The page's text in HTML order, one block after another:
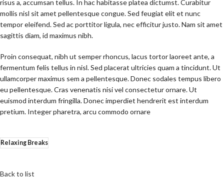
risus a, accumsan tellus. In hac habitasse platea dictumst. Curabitur
mollis nisl sit amet pellentesque congue. Sed feugiat elit et nunc
tempor eleifend. Sed ac porttitor ligula, nec efficitur justo. Nam sit amet
sagittis diam, id maximus nibh.
Proin consequat, nibh ut semper rhoncus, lacus tortor laoreet ante, a
fermentum felis tellus in nisl. Sed placerat ultricies quam a tincidunt. Ut
ullamcorper maximus sem a pellentesque. Donec sodales tempus libero
eu pellentesque. Cras venenatis nisi vel consectetur ornare. Ut
euismod interdum fringilla. Donec imperdiet hendrerit est interdum
pretium. Integer pharetra, arcu commodo ornare
Relaxing Breaks
Back to list